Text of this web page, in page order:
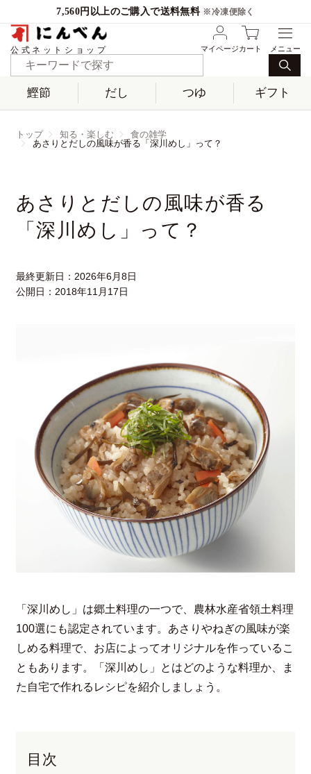
7,560円以上のご購入で送料無料 ※冷凍便除く
公式ネットショップ マイページカート
鰹節 だし つゆ ギフト
トップ 知る・楽しむ
食の雑学
あさりとだしの風味が香る「深川めし」って？
あさりとだしの風味が香る
「深川めし」って？
最終更新日： 2026年6月8日
公開日： 2018年11月17日
「深川めし」は郷土料理の一つで、農林水産省領土料理
100選にも認定されています。あさりやねぎの風味が楽
しめる料理で、お店によってオリジナルを作っているこ
ともあります。「深川めし」とはどのような料理か、ま
た自宅で作れるレシピを紹介しましょう。
目次